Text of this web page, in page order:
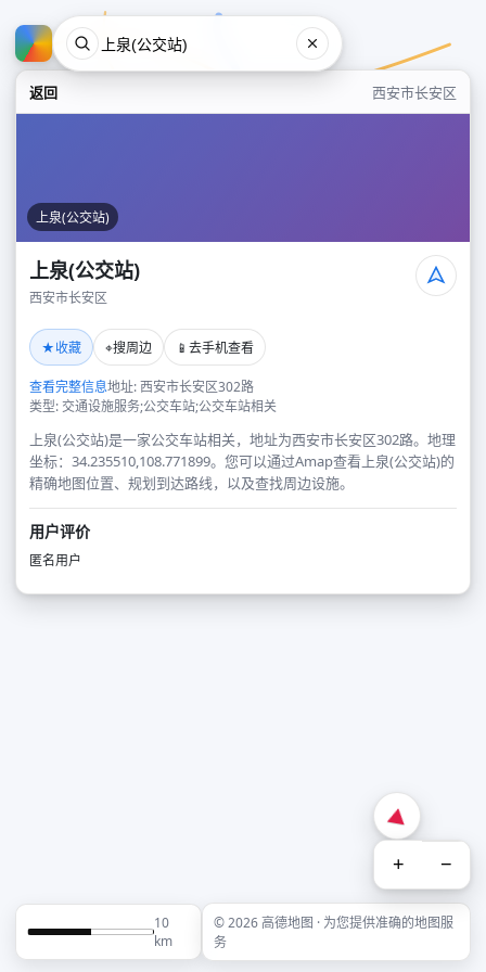
返回 西安市长安区
上泉(公交站)
上泉(公交站)
西安市长安区
★收藏 ⌖搜周边 📱 去手机查看
查看完整信息地址: 西安市长安区302路
类型: 交通设施服务;公交车站;公交车站相关
上泉(公交站)是一家公交车站相关，地址为西安市长安区302路。地理
坐标：34.235510,108.771899。您可以通过Amap查看上泉(公交站)的
精确地图位置、规划到达路线，以及查找周边设施。
用户评价
匿名用户
+ −
10
km
© 2026 高德地图 · 为您提供准确的地图服
务